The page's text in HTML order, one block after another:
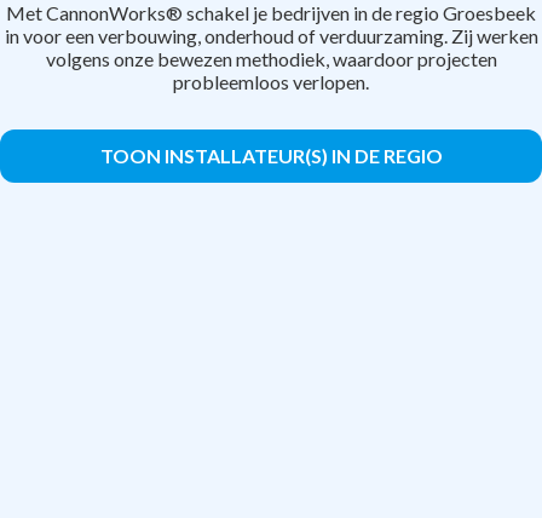
Met CannonWorks® schakel je bedrijven in de regio Groesbeek
in voor een verbouwing, onderhoud of verduurzaming. Zij werken
volgens onze bewezen methodiek, waardoor projecten
probleemloos verlopen.
TOON INSTALLATEUR(S) IN DE REGIO